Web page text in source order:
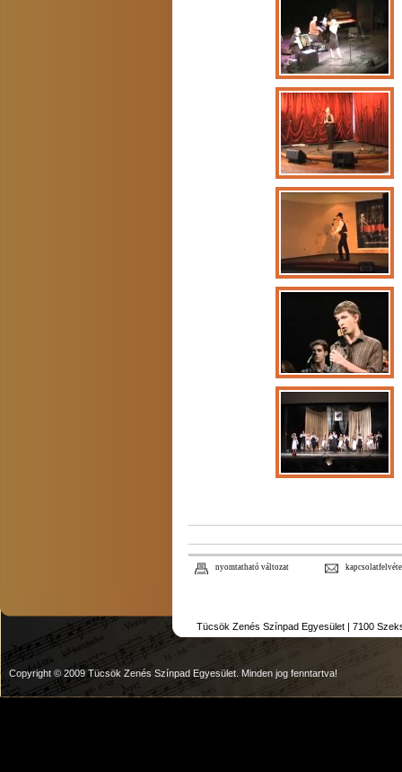
nyomtatható változat
Tücsök Zenés Színpad Egyesület | 7100
Copyright © 2009 Tücsök Zenés Színpad Egyesület. Minden jog fenntartva!